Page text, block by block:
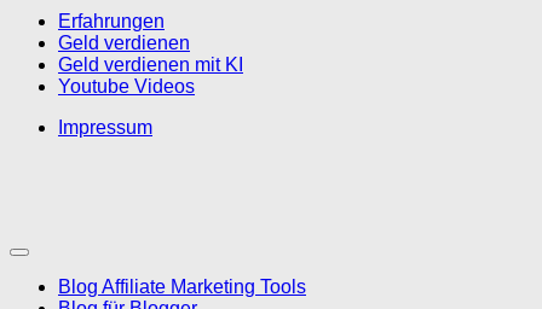
Erfahrungen
Geld verdienen
Geld verdienen mit KI
Youtube Videos
Impressum
Blog Affiliate Marketing Tools